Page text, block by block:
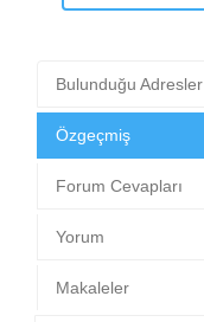
Bulunduğu Adresler
Özgeçmiş
Forum Cevapları
Yorum
Makaleler